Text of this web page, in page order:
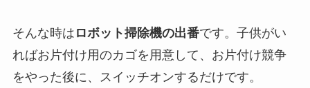
そんな時は ロボット掃除機の出番です。子供がい
ればお片付け用のカゴを用意して、お片付け競争
をやった後に、スイッチオンするだけです。